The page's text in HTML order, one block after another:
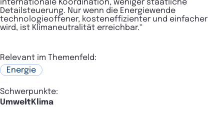
internationale Koordination, weniger staatliche
Detailsteuerung. Nur wenn die Energiewende
technologieoffener, kosteneffizienter und einfacher
wird, ist Klimaneutralität erreichbar.“
Relevant im Themenfeld:
Energie
Schwerpunkte:
UmweltKlima